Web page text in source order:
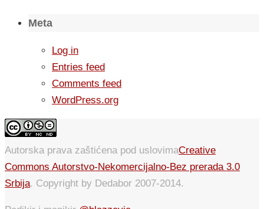
Meta
Log in
Entries feed
Comments feed
WordPress.org
Autorska prava zaštićena pod uslovimaCreative
Commons Autorstvo-Nekomercijalno-Bez prerada 3.0
Srbija. Copyright by Dedabor 2007-2014.